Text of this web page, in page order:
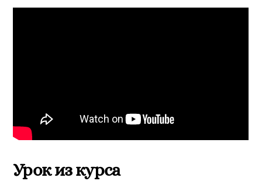
Урок из курса